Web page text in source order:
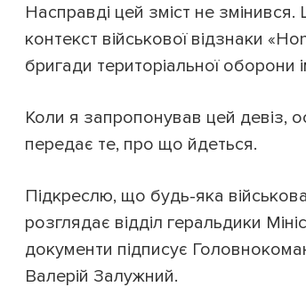
Насправді цей зміст не змінився.
контекст військової відзнаки
бригади територіальної
Коли я запропонував цей девіз,
передає те, про що йдеться.
Підкреслю, що будь-яка
розглядає відділ геральдики
документи підписує
Валерій Залужний.